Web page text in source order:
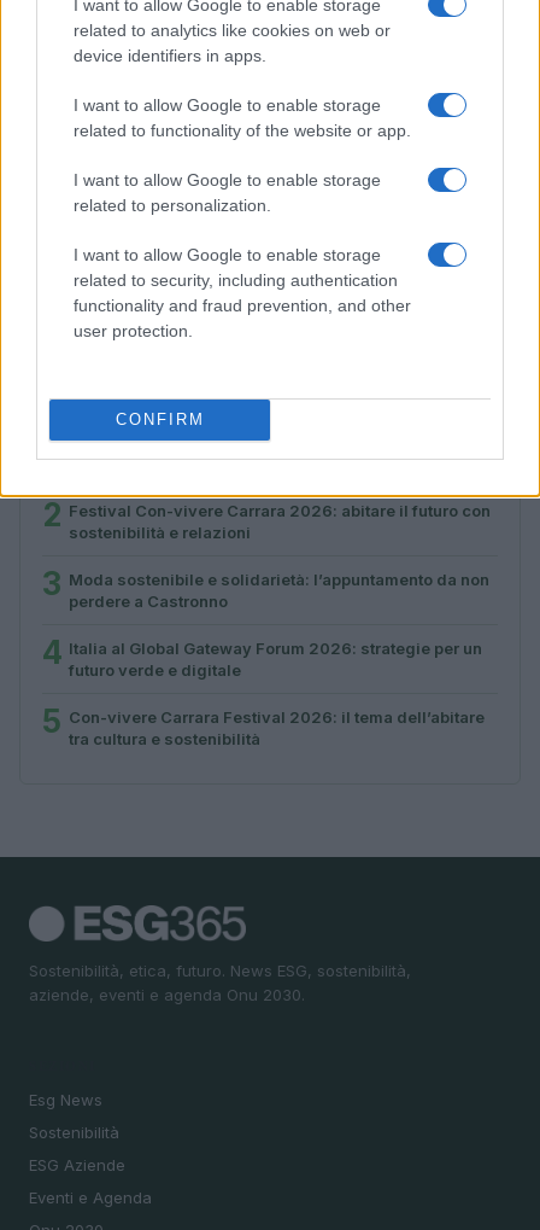
I want to allow Google to enable storage
related to analytics like cookies on web or
device identifiers in apps.
I want to allow Google to enable storage
related to functionality of the website or app.
I want to allow Google to enable storage
related to personalization.
I want to allow Google to enable storage
related to security, including authentication
functionality and fraud prevention, and other
user protection.
CONFIRM
perdere a Castronno
Ilaria Galli · 1 Ago 2026
1
Cantina Rauscedo celebra 75 anni di storia vitivinicola
in Friuli Venezia Giulia
2 Festival Con-vivere Carrara 2026: abitare il futuro con
sostenibilità e relazioni
3 Moda sostenibile e solidarietà: l’appuntamento da non
perdere a Castronno
4 Italia al Global Gateway Forum 2026: strategie per un
futuro verde e digitale
5 Con-vivere Carrara Festival 2026: il tema dell’abitare
tra cultura e sostenibilità
Sostenibilità, etica, futuro. News ESG, sostenibilità,
aziende, eventi e agenda Onu 2030.
Esg News
Sostenibilità
ESG Aziende
Eventi e Agenda